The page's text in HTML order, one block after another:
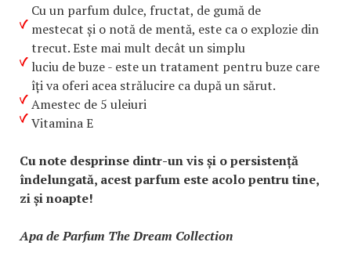
Cu un parfum dulce, fructat, de gumă de
mestecat și o notă de mentă, este ca o explozie din
trecut. Este mai mult decât un simplu
luciu de buze - este un tratament pentru buze care
îți va oferi acea strălucire ca după un sărut.
Amestec de 5 uleiuri
Vitamina E
Cu note desprinse dintr-un vis și o persistență
îndelungată, acest parfum este acolo pentru tine,
zi și noapte!
Apa de Parfum The Dream Collection